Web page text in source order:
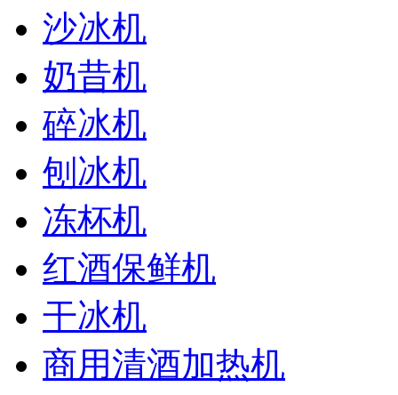
沙冰机
奶昔机
碎冰机
刨冰机
冻杯机
红酒保鲜机
干冰机
商用清酒加热机